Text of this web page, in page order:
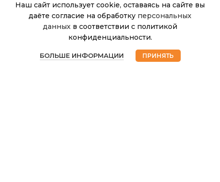
Наш сайт использует cookie, оставаясь на сайте вы
даёте согласие на обработку персональных
данных в соответствии с политикой
конфиденциальности.
БОЛЬШЕ ИНФОРМАЦИИ ПРИНЯТЬ
Кабачок Якорь б/п
(Гавриш) 1,5г
15.00 ₽
Нет в
Магазин Избранное Корзина Мой аккаунт